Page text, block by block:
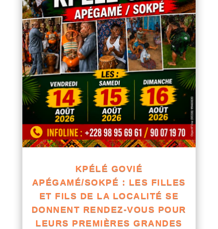
KPÉLÉ GOVIÉ
APÉGAMÉ/SOKPÉ : LES FILLES
ET FILS DE LA LOCALITÉ SE
DONNENT RENDEZ-VOUS POUR
LEURS PREMIÈRES GRANDES